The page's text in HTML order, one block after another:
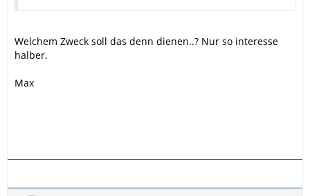
Welchem Zweck soll das denn dienen..? Nur so interesse
halber.
Max